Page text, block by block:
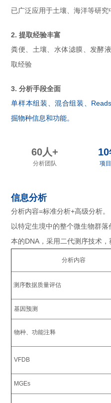
已广泛应用于土壤、海洋等研究
2. 提取经验丰富
粪便、土壤、水体滤膜、发酵
取经验
3. 分析手段全面
单样本组装、混合组装、
掘物种信息和功能。
60人+
分析团队 项
信息分析
分析内容=标准分析+高级分析。
以特定生境中的整个微生物群
本的DNA，采用二代测序技术，
分析内容
测序数据质量评估
基因预测
物种、功能注释
VFDB
MGEs